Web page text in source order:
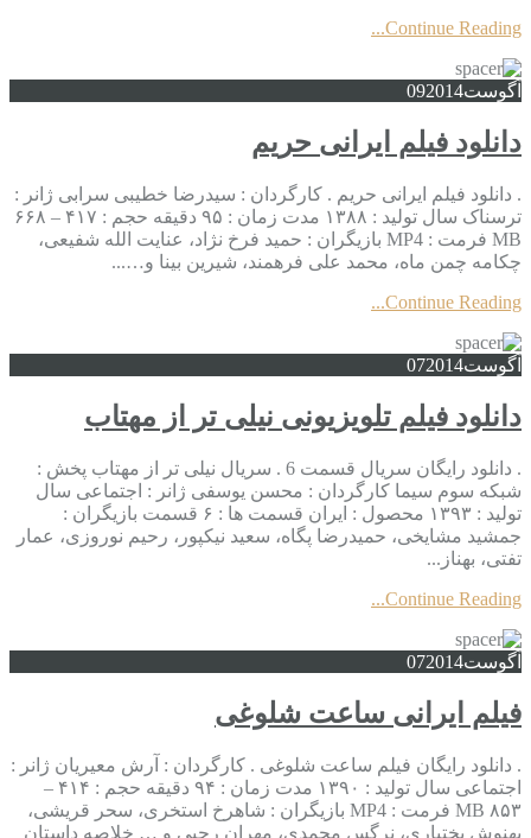
Continue Reading...
آگوست 092014
دانلود فیلم ایرانی حریم
. دانلود فیلم ایرانی حریم . کارگردان : سیدرضا خطیبی سرابی ژانر :
ترسناک سال تولید : ۱۳۸۸ مدت زمان : ۹۵ دقیقه حجم : ۴۱۷ – ۶۶۸
MB فرمت : MP4 بازیگران : حمید فرخ نژاد، عنایت الله شفیعی،
چکامه چمن ماه، محمد علی فرهمند، شیرین بینا و…...
Continue Reading...
آگوست 072014
دانلود فیلم تلویزیونی نیلی تر از مهتاب
. دانلود رایگان سریال قسمت 6 . سریال نیلی تر از مهتاب پخش :
شبکه سوم سیما کارگردان : محسن یوسفی ژانر : اجتماعی سال
تولید : ۱۳۹۳ محصول : ایران قسمت ها : ۶ قسمت بازیگران :
جمشید مشایخی، حمیدرضا پگاه، سعید نیکپور، رحیم نوروزی، عمار
تفتی، بهناز...
Continue Reading...
آگوست 072014
فیلم ایرانی ساعت شلوغی
. دانلود رایگان فیلم ساعت شلوغی . کارگردان : آرش معیریان ژانر :
اجتماعی سال تولید : ۱۳۹۰ مدت زمان : ۹۴ دقیقه حجم : ۴۱۴ –
۸۵۳ MB فرمت : MP4 بازیگران : شاهرخ استخری، سحر قریشی،
بهنوش بختیاری، نرگس محمدی، مهران رجبی و … خلاصه داستان